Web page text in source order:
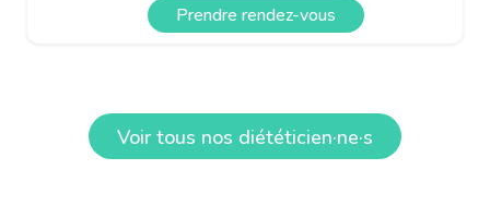
Prendre rendez-vous
Voir tous nos diététicien·ne·s